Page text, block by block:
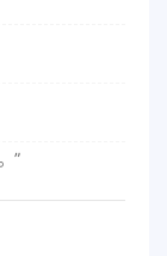
”